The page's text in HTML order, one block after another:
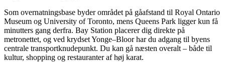
Som overnatningsbase byder området på gåafstand til Royal Ontario
Museum og University of Toronto, mens Queens Park ligger kun få
minutters gang derfra. Bay Station placerer dig direkte på
metronettet, og ved krydset Yonge–Bloor har du adgang til byens
centrale transportknudepunkt. Du kan gå næsten overalt – både til
kultur, shopping og restauranter af høj karat.